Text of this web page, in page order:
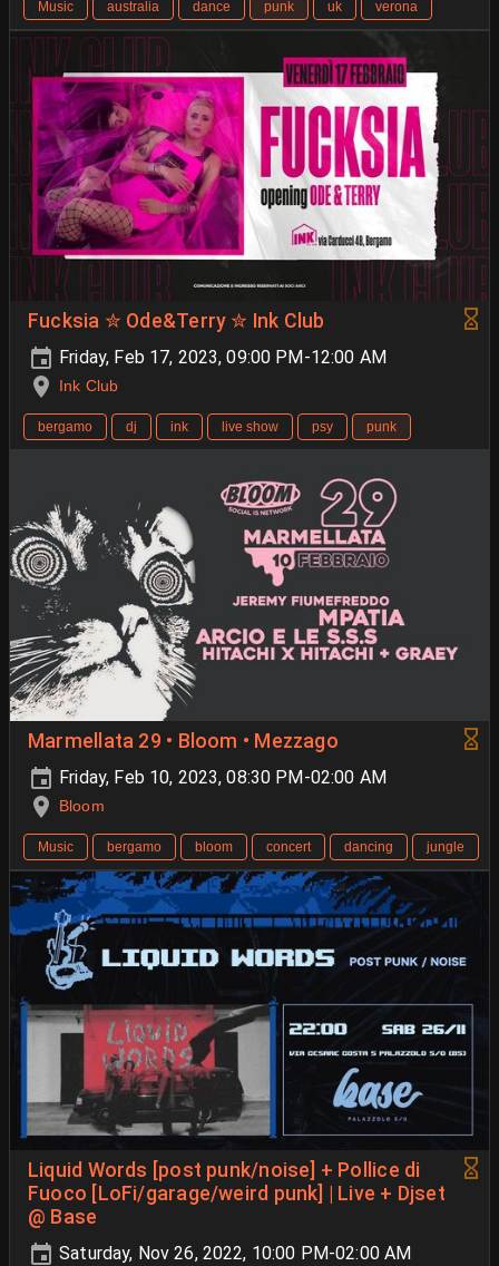
Music australia dance punk uk verona
Fucksia ✮ Ode&Terry ✮ Ink Club
Friday, Feb 17, 2023, 09:00 PM-12:00 AM
Ink Club
bergamo dj ink live show psy punk
Marmellata 29 • Bloom • Mezzago
Friday, Feb 10, 2023, 08:30 PM-02:00 AM
Bloom
Music bergamo bloom concert dancing jungle
Liquid Words [post punk/noise] + Pollice di
Fuoco [LoFi/garage/weird punk] | Live + Djset
@ Base
Saturday, Nov 26, 2022, 10:00 PM-02:00 AM